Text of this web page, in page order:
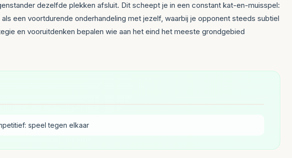
dezelfde plekken afsluit. Dit scheept je in een constant kat-en-muisspel:
een voortdurende onderhandeling met jezelf, waarbij je opponent steeds subtiel
en vooruitdenken bepalen wie aan het eind het meeste grondgebied
speel tegen elkaar